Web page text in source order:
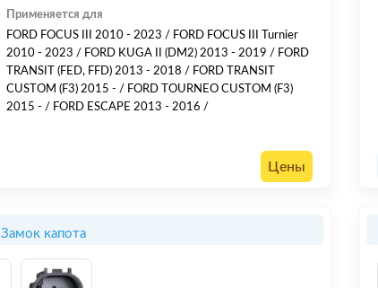
Применяется для
FORD FOCUS III 2010 - 2023 / FORD FOCUS III Turnier
2010 - 2023 / FORD KUGA II (DM2) 2013 - 2019 / FORD
TRANSIT (FED, FFD) 2013 - 2018 / FORD TRANSIT
CUSTOM (F3) 2015 - / FORD TOURNEO CUSTOM (F3)
2015 - / FORD ESCAPE 2013 - 2016 /
Цены
Замок капота